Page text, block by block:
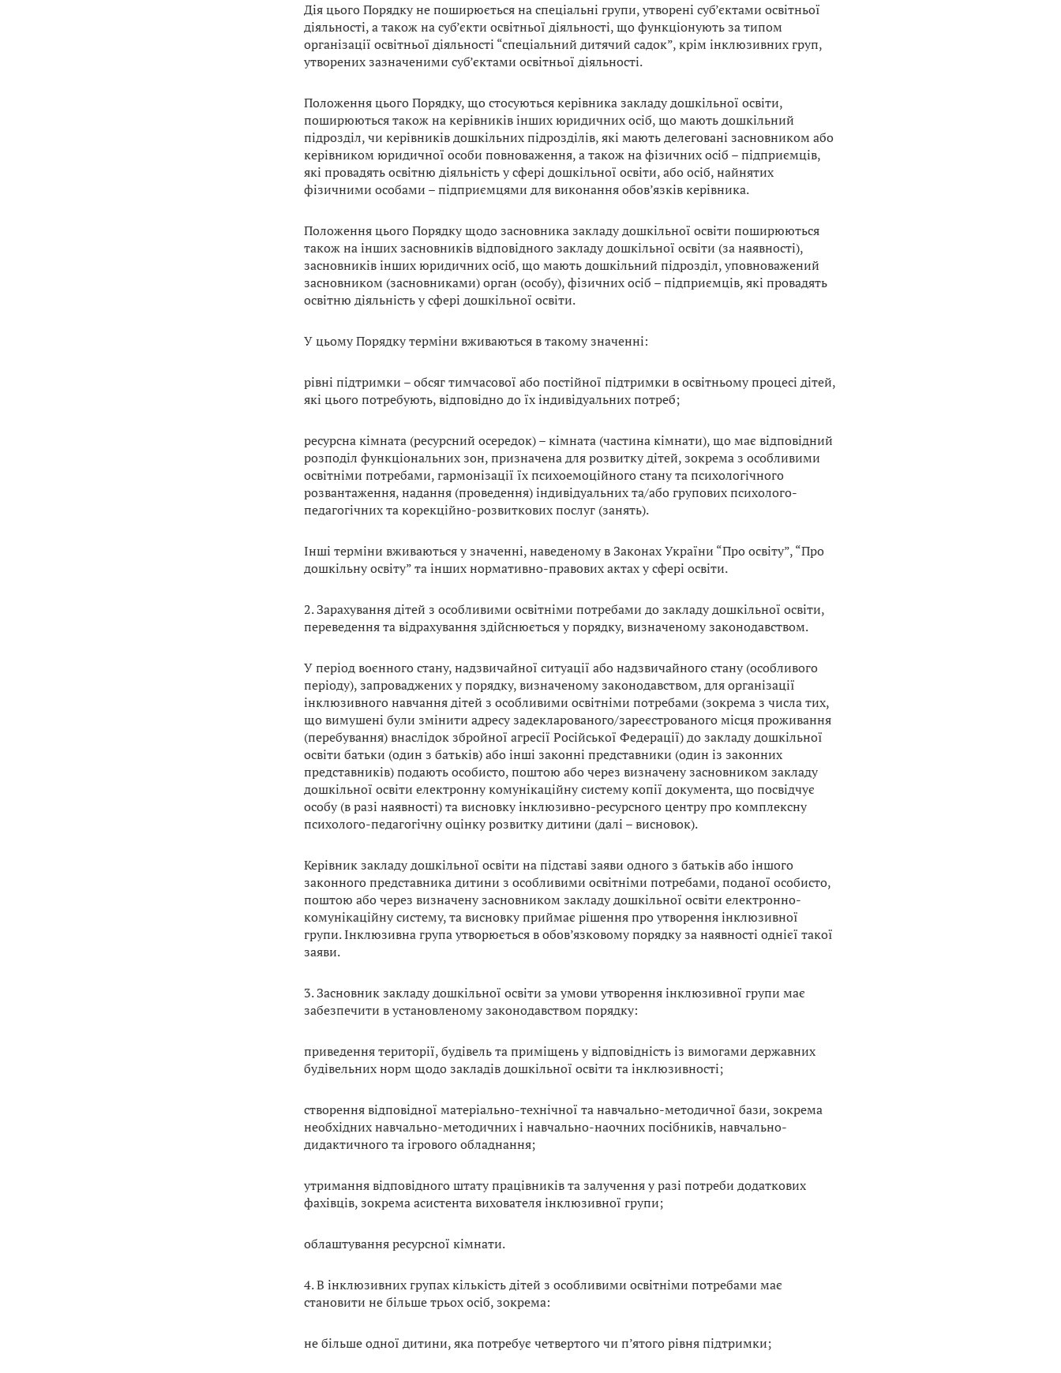
Дія цього Порядку не поширюється на спеціальні групи, утворені суб’єктами освітньої
діяльності, а також на суб’єкти освітньої діяльності, що функціонують за типом
організації освітньої діяльності “спеціальний дитячий садок”, крім інклюзивних груп,
утворених зазначеними суб’єктами освітньої діяльності.
Положення цього Порядку, що стосуються керівника закладу дошкільної освіти,
поширюються також на керівників інших юридичних осіб, що мають дошкільний
підрозділ, чи керівників дошкільних підрозділів, які мають делеговані засновником або
керівником юридичної особи повноваження, а також на фізичних осіб – підприємців,
які провадять освітню діяльність у сфері дошкільної освіти, або осіб, найнятих
фізичними особами – підприємцями для виконання обов’язків керівника.
Положення цього Порядку щодо засновника закладу дошкільної освіти поширюються
також на інших засновників відповідного закладу дошкільної освіти (за наявності),
засновників інших юридичних осіб, що мають дошкільний підрозділ, уповноважений
засновником (засновниками) орган (особу), фізичних осіб – підприємців, які провадять
освітню діяльність у сфері дошкільної освіти.
У цьому Порядку терміни вживаються в такому значенні:
рівні підтримки – обсяг тимчасової або постійної підтримки в освітньому процесі дітей,
які цього потребують, відповідно до їх індивідуальних потреб;
ресурсна кімната (ресурсний осередок) – кімната (частина кімнати), що має відповідний
розподіл функціональних зон, призначена для розвитку дітей, зокрема з особливими
освітніми потребами, гармонізації їх психоемоційного стану та психологічного
розвантаження, надання (проведення) індивідуальних та/або групових психолого-
педагогічних та корекційно-розвиткових послуг (занять).
Інші терміни вживаються у значенні, наведеному в Законах України “Про освіту”, “Про
дошкільну освіту” та інших нормативно-правових актах у сфері освіти.
2. Зарахування дітей з особливими освітніми потребами до закладу дошкільної освіти,
переведення та відрахування здійснюється у порядку, визначеному законодавством.
У період воєнного стану, надзвичайної ситуації або надзвичайного стану (особливого
періоду), запроваджених у порядку, визначеному законодавством, для організації
інклюзивного навчання дітей з особливими освітніми потребами (зокрема з числа тих,
що вимушені були змінити адресу задекларованого/зареєстрованого місця проживання
(перебування) внаслідок збройної агресії Російської Федерації) до закладу дошкільної
освіти батьки (один з батьків) або інші законні представники (один із законних
представників) подають особисто, поштою або через визначену засновником закладу
дошкільної освіти електронну комунікаційну систему копії документа, що посвідчує
особу (в разі наявності) та висновку інклюзивно-ресурсного центру про комплексну
психолого-педагогічну оцінку розвитку дитини (далі – висновок).
Керівник закладу дошкільної освіти на підставі заяви одного з батьків або іншого
законного представника дитини з особливими освітніми потребами, поданої особисто,
поштою або через визначену засновником закладу дошкільної освіти електронно-
комунікаційну систему, та висновку приймає рішення про утворення інклюзивної
групи. Інклюзивна група утворюється в обов’язковому порядку за наявності однієї такої
заяви.
3. Засновник закладу дошкільної освіти за умови утворення інклюзивної групи має
забезпечити в установленому законодавством порядку:
приведення території, будівель та приміщень у відповідність із вимогами державних
будівельних норм щодо закладів дошкільної освіти та інклюзивності;
створення відповідної матеріально-технічної та навчально-методичної бази, зокрема
необхідних навчально-методичних і навчально-наочних посібників, навчально-
дидактичного та ігрового обладнання;
утримання відповідного штату працівників та залучення у разі потреби додаткових
фахівців, зокрема асистента вихователя інклюзивної групи;
облаштування ресурсної кімнати.
4. В інклюзивних групах кількість дітей з особливими освітніми потребами має
становити не більше трьох осіб, зокрема:
не більше одної дитини, яка потребує четвертого чи п’ятого рівня підтримки;